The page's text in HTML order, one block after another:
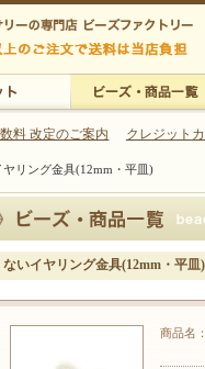
ど・アクセサリーの専門店
リーの専門店 ビーズファクトリ
リー 5,000円以上のご注文で送
料 改定のご案内 クレジット
ヤリング金具(12mm・平皿)
ないイヤリング金具(12mm・平皿)
商品名：